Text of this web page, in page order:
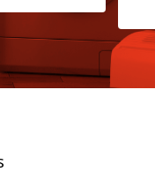
socios publicitarios.
en otros sitios. No
de Internet.